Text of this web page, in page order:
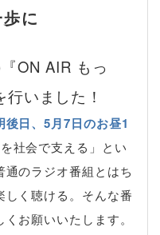
に
ON AIR もっ
いました！
日、5月7日のお昼1
社会で支える」とい
のラジオ番組とはち
しく聴ける。そんな番
お願いいたします。